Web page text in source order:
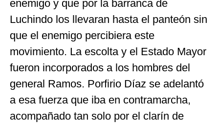
enemigo y que por la barranca de
Luchindo los llevaran hasta el panteón sin
que el enemigo percibiera este
movimiento. La escolta y el Estado Mayor
fueron incorporados a los hombres del
general Ramos. Porfirio Díaz se adelantó
a esa fuerza que iba en contramarcha,
acompañado tan solo por el clarín de